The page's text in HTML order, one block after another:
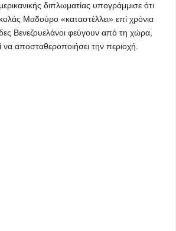
διπλωματίας υπογράμμισε ότι
Μαδούρο «καταστέλλει» επί χρόνια
Βενεζουελάνοι φεύγουν από τη χώρα,
αποσταθεροποιήσει την περιοχή.